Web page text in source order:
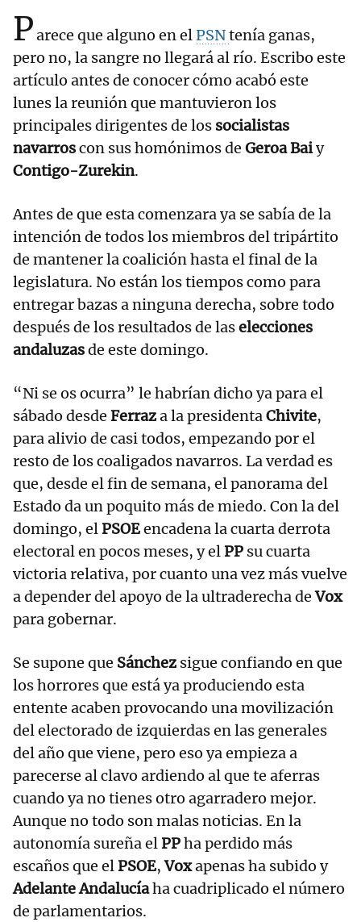
Parece que alguno en elPSNtenía ganas,
pero no, la sangre no llegará al río. Escribo este
artículo antes de conocer cómo acabó este
lunes la reunión que mantuvieron los
principales dirigentes de los socialistas
navarroscon sus homónimos de Geroa Baiy
Contigo-Zurekin.
Antes de que esta comenzara ya se sabía de la
intención de todos los miembros del tripártito
de mantener la coalición hasta el final de la
legislatura. No están los tiempos como para
entregar bazas a ninguna derecha, sobre todo
después de los resultados de laselecciones
andaluzasde este domingo.
“Ni se os ocurra” le habrían dicho ya para el
sábado desde Ferraza la presidentaChivite,
para alivio de casi todos, empezando por el
resto de los coaligados navarros. La verdad es
que, desde el fin de semana, el panorama del
Estado da un poquito más de miedo. Con la del
domingo, elPSOEencadena la cuarta derrota
electoral en pocos meses, y elPP su cuarta
victoria relativa, por cuanto una vez más vuelve
a depender del apoyo de la ultraderecha deVox
para gobernar.
Se supone que Sánchez sigue confiando en que
los horrores que está ya produciendo esta
entente acaben provocando una movilización
del electorado de izquierdas en las generales
del año que viene, pero eso ya empieza a
parecerse al clavo ardiendo al que te aferras
cuando ya no tienes otro agarradero mejor.
Aunque no todo son malas noticias. En la
autonomía sureña elPPha perdido más
escaños que elPSOE,Voxapenas ha subido y
Adelante Andalucíaha cuadriplicado el número
de parlamentarios.